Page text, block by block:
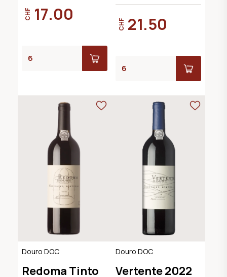
CHF 17.00 CHF 21.50
Douro DOC
Redoma Tinto
Douro DOC
Vertente 2022